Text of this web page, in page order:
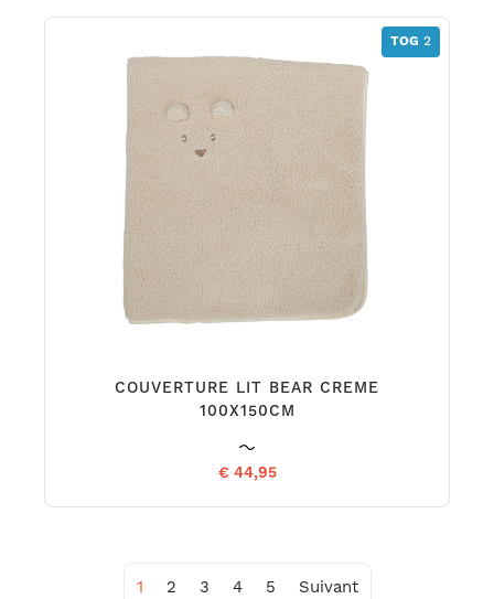
TOG 2
COUVERTURE LIT BEAR CREME
100X150CM
€ 44,95
1 2 3 4 5 Suivant